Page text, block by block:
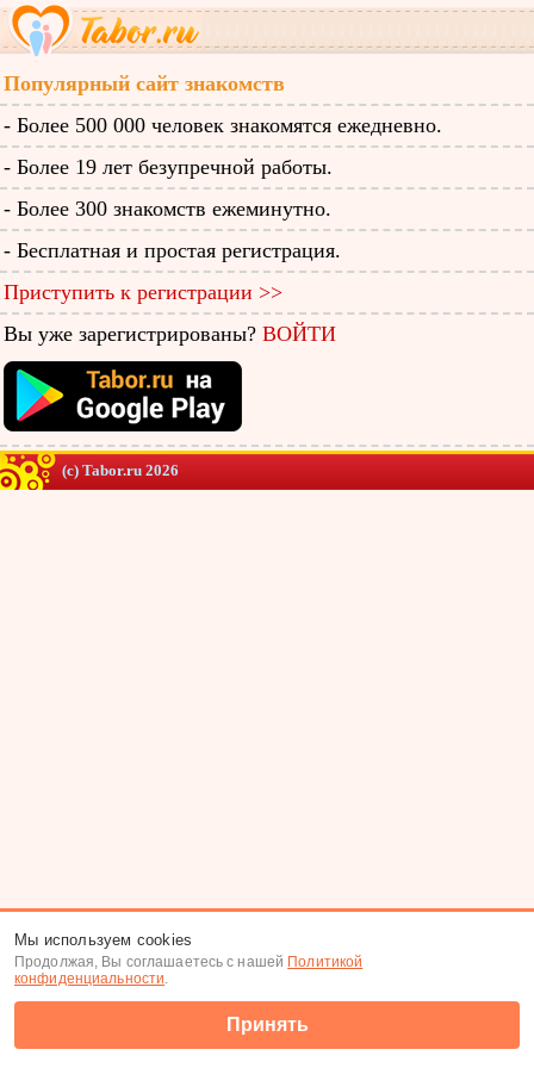
Популярный сайт знакомств
- Более 500 000 человек знакомятся ежедневно.
- Более 19 лет безупречной работы.
- Более 300 знакомств ежеминутно.
- Бесплатная и простая регистрация.
Приступить к регистрации >>
Вы уже зарегистрированы? ВОЙТИ
(c) Tabor.ru 2026
Мы используем cookies
Продолжая, Вы соглашаетесь с нашей Политикой
конфиденциальности.
Принять